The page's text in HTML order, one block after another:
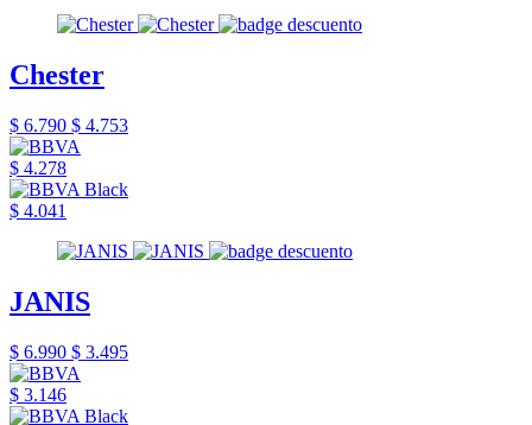
Chester
$ 6.790 $ 4.753
$ 4.278
$ 4.041
JANIS
$ 6.990 $ 3.495
$ 3.146